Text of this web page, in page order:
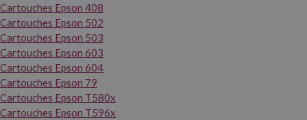
Cartouches Epson 408
Cartouches Epson 502
Cartouches Epson 503
Cartouches Epson 603
Cartouches Epson 604
Cartouches Epson 79
Cartouches Epson T580x
Cartouches Epson T596x